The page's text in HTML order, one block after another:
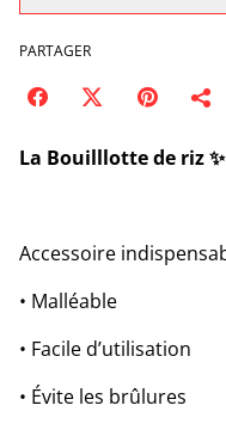
PARTAGER
La Bouilllotte de riz ✨
Accessoire
• Malléable
• Facile d’utilisation
• Évite les brûlures